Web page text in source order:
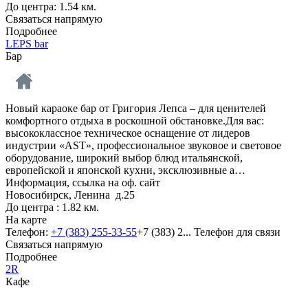
До центра: 1.54 км.
Связаться напрямую
Подробнее
LEPS bar
Бар
Новый караоке бар от Григория Лепса – для ценителей
комфортного отдыха в роскошной обстановке.Для вас:
высококлассное техническое оснащение от лидеров
индустрии «AST», профессиональное звуковое и световое
оборудование, широкий выбор блюд итальянской,
европейской и японской кухни, эксклюзивные а…
Информация, ссылка на оф. сайт
Новосибирск, Ленина д.25
До центра : 1.82 км.
На карте
Телефон: +7 (383) 255-33-55+7 (383) 2... Телефон для связи
Связаться напрямую
Подробнее
2R
Кафе